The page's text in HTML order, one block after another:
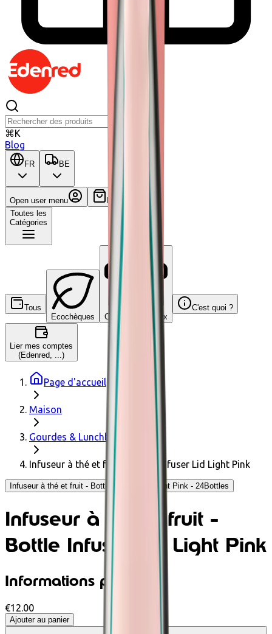
⌘K
Blog
FR BE
Open user menu
Panier
Toutes les
Catégories
Tous
Ecochèques
Chèques-cadeaux
C'est quoi ?
Lier mes comptes
(Edenred, ...)
Page d'accueil
Maison
Gourdes & Lunchbox
Infuseur à thé et fruit - Bottle Infuser Lid Light Pink
Infuseur à thé et fruit - Bottle Infuser Lid Light Pink - 24Bottles
Infuseur à thé et fruit -
Bottle Infuser Lid Light Pink
Informations produit
€12.00
Ajouter au panier